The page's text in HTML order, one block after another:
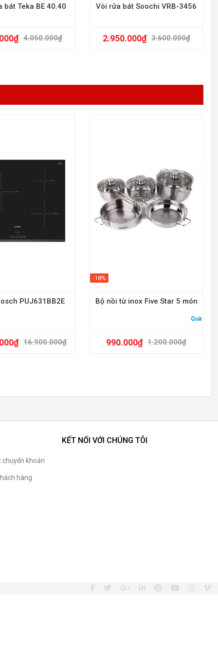
bát Teka BE 40.40
4.050.000₫
₫
Vòi rửa bát Soochi VRB-3456
3.600.000₫
2.950.000₫
PUJ631BB2E
16.900.000₫
₫
-18%
Bộ nồi từ inox Five Star 5 món
1.200.000₫
990.000₫
Quà tặng:
khoản
hàng
KẾT NỐI VỚI CHÚNG TÔI